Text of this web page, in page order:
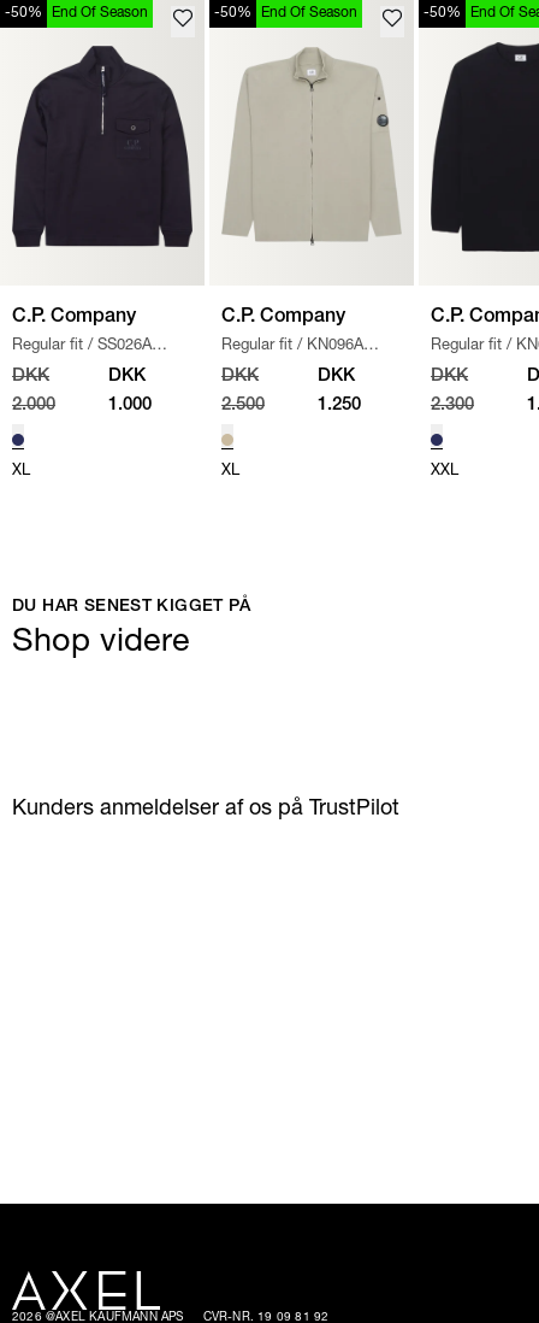
-50% End Of Season
C.P. Company
Regular fit / SS026A
005086W SWEATSHIRT
DKK
2.000
DKK
1.000
XL
-50% End Of Season
C.P. Company
Regular fit / KN096A
110560A STRIK / SAND
DKK
2.500
DKK
1.250
XL
-50% End Of
C.P.
Regular fit /
/ NAVY
DKK
2.300
XXL
DU HAR SENEST KIGGET PÅ
Shop videre
Kunders anmeldelser af os på TrustPilot
2026 @AXEL KAUFMANN APS CVR-NR. 19 09 81 92